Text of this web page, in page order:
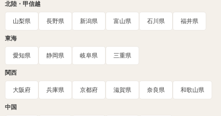
北陸・甲信越
山梨県 長野県 新潟県 富山県 石川県 福井県
東海
愛知県 静岡県 岐阜県 三重県
関西
大阪府 兵庫県 京都府 滋賀県 奈良県 和歌山県
中国